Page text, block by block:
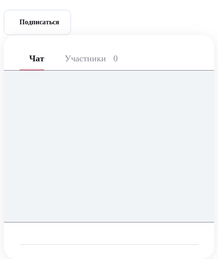
Подписаться
Чат Участники 0